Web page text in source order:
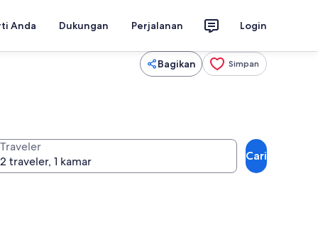
Anda Dukungan Perjalanan Login
Bagikan Simpan
Traveler
Cari